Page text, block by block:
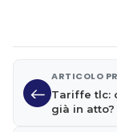
ARTICOLO
Tariffe tlc:
già in atto?